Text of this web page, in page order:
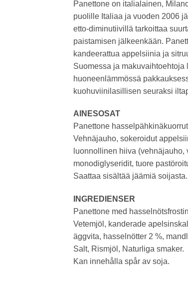
Panettone on italialainen,
puolille Italiaa ja vuoden 2006
etto-diminutiivillä tarkoittaa
paistamisen jälkeenkään.
kandeerattua appelsiinia ja
Suomessa ja
huoneenlämmössä
kuohuviinilasillisen seuraksi
AINESOSAT
Panettone
Vehnäjauho, sokeroidut
luonnollinen hiiva
monodiglyseridit, tuore
Saattaa sisältää jäämiä soijasta.
INGREDIENSER
Panettone med
Vetemjöl, kanderade
äggvita, hasselnötter 2 %,
Salt, Rismjöl, Naturliga smaker.
Kan innehålla spår av soja.